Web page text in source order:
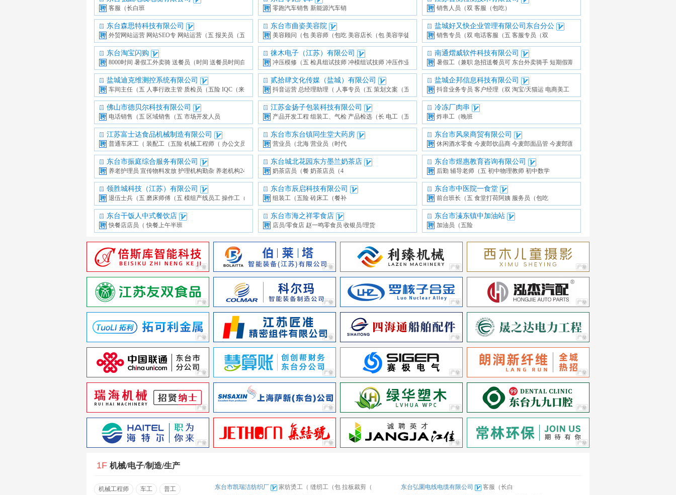
客服（长白班 零跑汽车销售 新能源汽车销 销售人员（双 客服（包吃）
东台森思特科技有限公司
外贸网站运营 网站SEO专 网站运营（五 报关员（五险
东台市曲姿美容院
美容顾问（包 美容师（包吃 美容店长（包 美容学徒
盐城好又快企业管理有限公司东台分公
销售专员（双 电话客服（五 客服专员（双
东台淘宝闪购
8000时间 暑假工外卖骑 送餐员（时间 送餐员时间自
徕木电子（江苏）有限公司
冲压模修（五 检具组试技师 冲模组试技师 冲压作业员（
南通熠威软件科技有限公司
暑假工（兼职 急招送餐员可 东台外卖骑手 短期假期工骑
盐城迪克维测控系统有限公司
车间主任（五 人事行政主管 质检员（五险 IQC（来料
贰拾肆文化传媒（盐城）有限公司
抖音运营 总经理助理（ 人事专员（五 策划文案（五
盐城企邦信息科技有限公司
抖音业务专员 客户经理（双 淘宝/天猫运 电商美工（五
佛山市德贝尔科技有限公司
电话销售（五 区域销售（五 市场开发人员
江苏金扬子包装科技有限公司
产品开发工程 组装工、气检 产品检选（长 电工（五险）
冷冻厂肉串
炸串工（晚班
江苏富士迏食品机械制造有限公司
普通车床工（ 装配工（五险 机械工程师（ 办公文员（五
东台市东台镇同生堂大药房
营业员（北海 营业员（时代
东台市风泉商贸有限公司
休闲酒水零食 今麦郎饮品商 今麦郎面品管 今麦郎面品业
东台市振庭综合服务有限公司
养老护理员 宣传物料发放 护理机构勤杂 养老机构24
东台城北花园东方墨兰奶茶店
奶茶店员（餐 奶茶店员（4
东台市煜惠教育咨询有限公司
后勤 辅导老师（五 初中物理教师 初中数学
领胜城科技（江苏）有限公司
退伍士兵（五 磨床师傅（五 模组产线员工 操作工（包住
东台市辰启科技有限公司
组装工（五险 砖床工（餐补
东台市中医院一食堂
前台班长（五 食堂打荷阿姨 服务员（包吃
东台干饭人中式餐饮店
快餐店店员（ 快餐上午半班
东台市海之祥零食店
店员/零食店 赵一鸣零食员 收银员/理货
东台市溱东镇中加油站
加油员（五险
1F 机械/电子/制造/生产
机械工程师 车工 普工 东台市凯瑞洁纺织厂 家纺烫工（ 缝纫工（包 拉板裁剪（ 东台弘圜电线电缆有限公司
客服（长白